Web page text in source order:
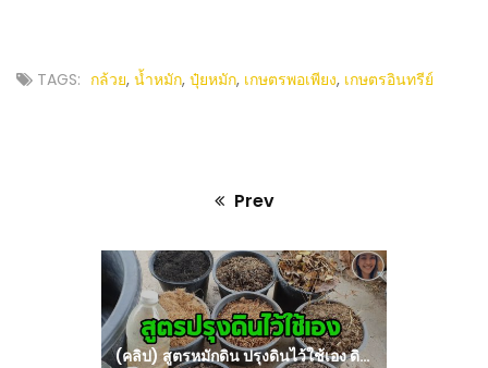
TAGS: กล้วย, น้ำหมัก, ปุ๋ยหมัก, เกษตรพอเพียง, เกษตรอินทรีย์
Prev
Previous
post:
(คลิป) สูตรหมักดิน ปรุงดินไว้ใช้เอง ดินดีก็ปลูกผักได้งาม by ต่าย : วีดีโอ เกษตร